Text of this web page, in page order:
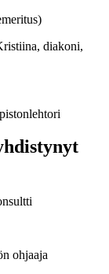
diakoni,